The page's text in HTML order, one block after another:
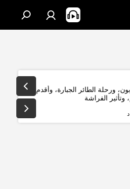
ورحلة الطائر الجبارة، وأقدم
الفراشة